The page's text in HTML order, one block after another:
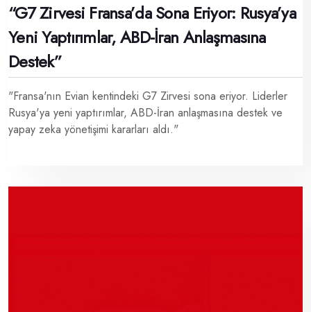
“G7 Zirvesi Fransa’da Sona Eriyor: Rusya’ya
Yeni Yaptırımlar, ABD-İran Anlaşmasına
Destek”
"Fransa'nın Evian kentindeki G7 Zirvesi sona eriyor. Liderler
Rusya'ya yeni yaptırımlar, ABD-İran anlaşmasına destek ve
yapay zeka yönetişimi kararları aldı."